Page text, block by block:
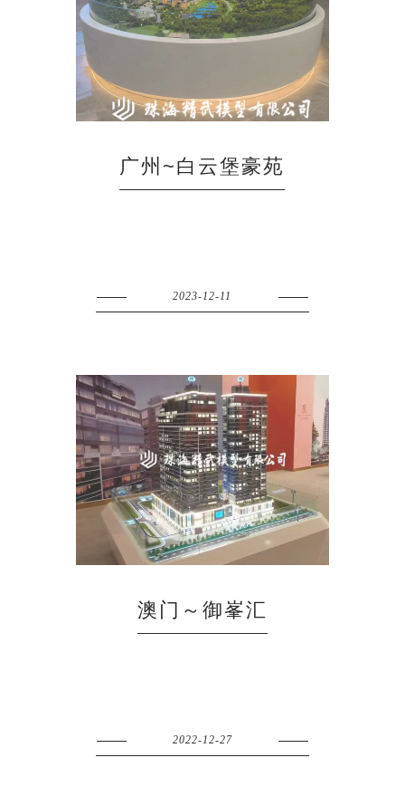
广州~白云堡豪苑
2023-12-11
澳门～御峯汇
2022-12-27